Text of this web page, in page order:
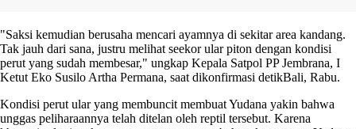
"Saksi kemudian berusaha mencari ayamnya di sekitar area kandang.
Tak jauh dari sana, justru melihat seekor ular piton dengan kondisi
perut yang sudah membesar," ungkap Kepala Satpol PP Jembrana, I
Ketut Eko Susilo Artha Permana, saat dikonfirmasi detikBali, Rabu.
Kondisi perut ular yang membuncit membuat Yudana yakin bahwa
unggas peliharaannya telah ditelan oleh reptil tersebut. Karena